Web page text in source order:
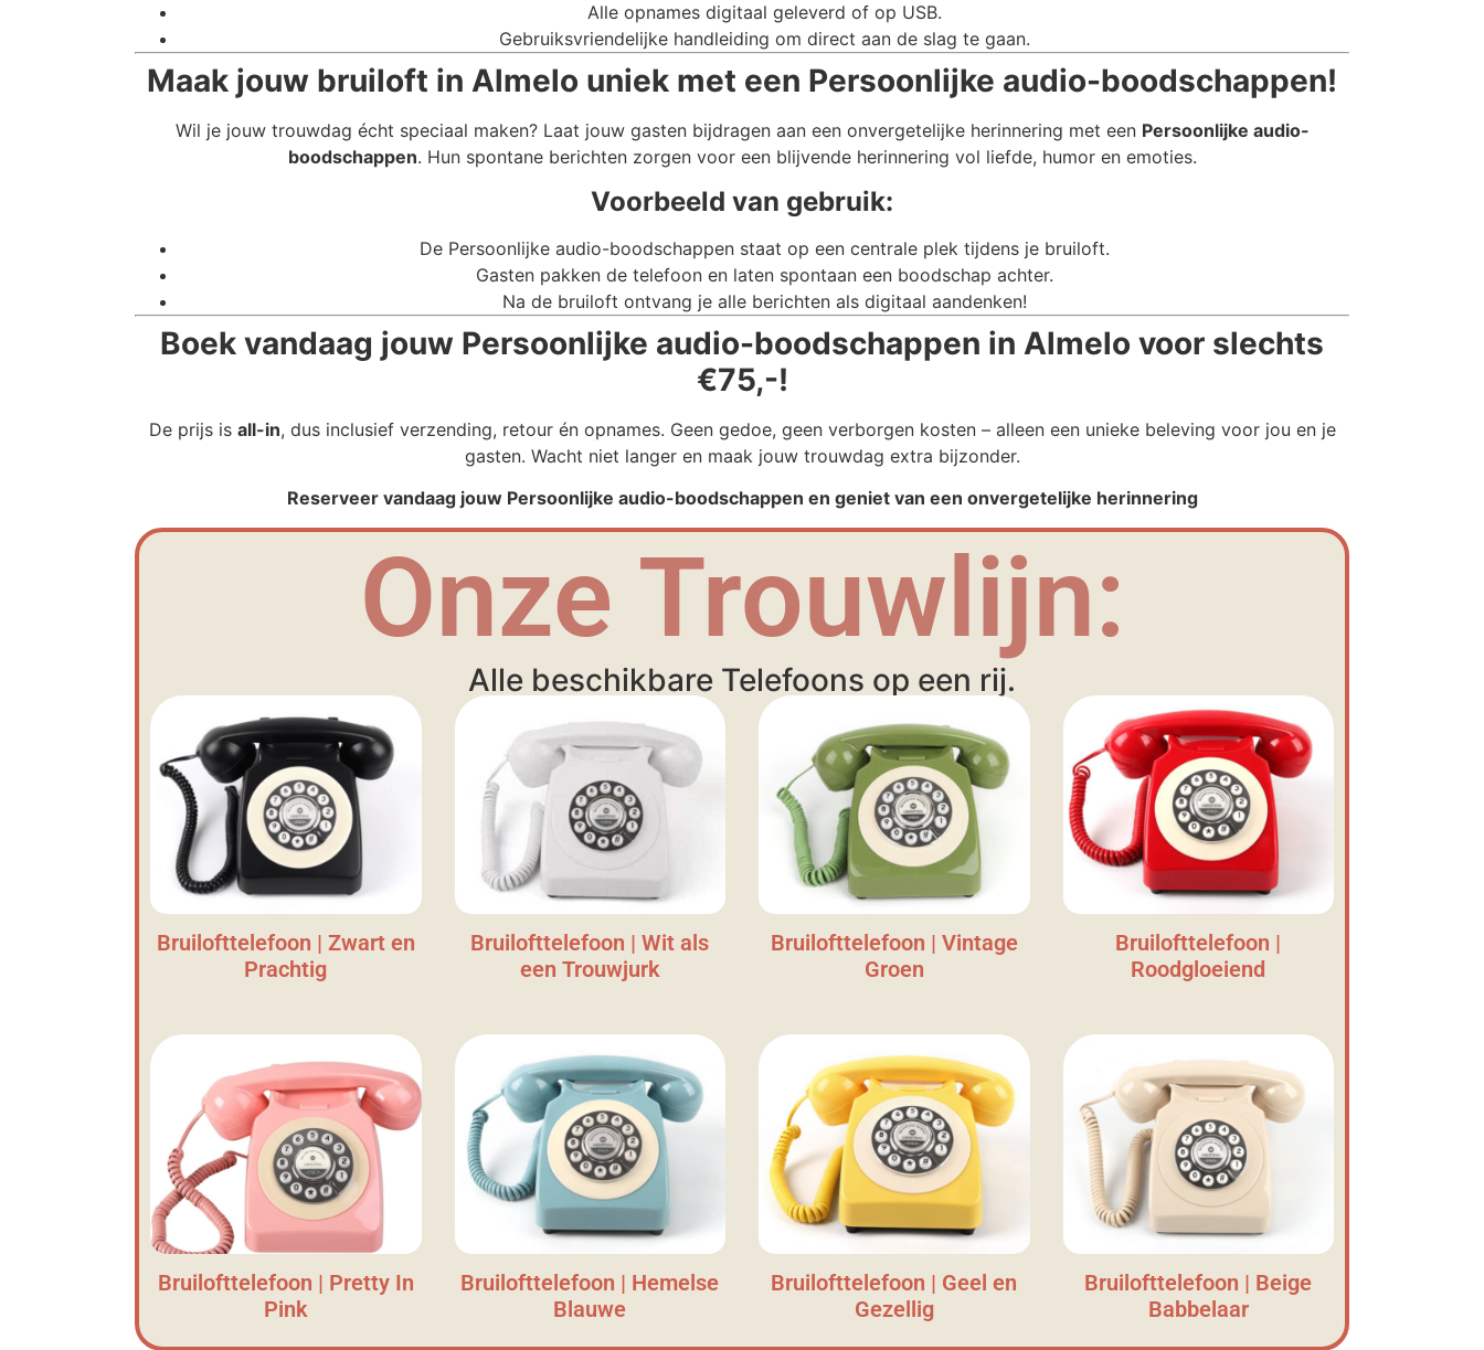
Alle opnames digitaal geleverd of op USB.
Gebruiksvriendelijke handleiding om direct aan de slag te gaan.
Maak jouw bruiloft in Almelo uniek met een Persoonlijke audio-boodschappen!
Wil je jouw trouwdag écht speciaal maken? Laat jouw gasten bijdragen aan een onvergetelijke herinnering met een Persoonlijke audio-
boodschappen. Hun spontane berichten zorgen voor een blijvende herinnering vol liefde, humor en emoties.
Voorbeeld van gebruik:
De Persoonlijke audio-boodschappen staat op een centrale plek tijdens je bruiloft.
Gasten pakken de telefoon en laten spontaan een boodschap achter.
Na de bruiloft ontvang je alle berichten als digitaal aandenken!
Boek vandaag jouw Persoonlijke audio-boodschappen in Almelo voor slechts
€75,-!
De prijs is all-in, dus inclusief verzending, retour én opnames. Geen gedoe, geen verborgen kosten – alleen een unieke beleving voor jou en je
gasten. Wacht niet langer en maak jouw trouwdag extra bijzonder.
Reserveer vandaag jouw Persoonlijke audio-boodschappen en geniet van een onvergetelijke herinnering
Onze Trouwlijn:
Alle beschikbare Telefoons op een rij.
Bruilofttelefoon | Zwart en
Prachtig
Bruilofttelefoon | Wit als
een Trouwjurk
Bruilofttelefoon | Vintage
Groen
Bruilofttelefoon |
Roodgloeiend
Bruilofttelefoon | Pretty In
Pink
Bruilofttelefoon | Hemelse
Blauwe
Bruilofttelefoon | Geel en
Gezellig
Bruilofttelefoon | Beige
Babbelaar